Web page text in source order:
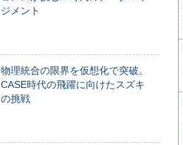
ジメント
物理統合の限界を仮想化で突破。
CASE時代の飛躍に向けたスズキ
の挑戦